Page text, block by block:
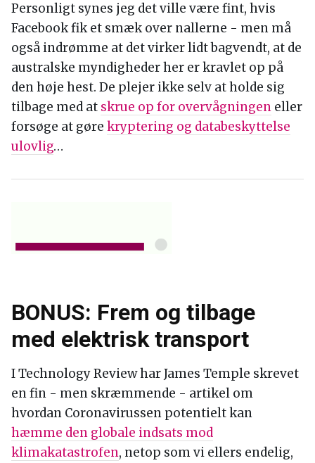
Personligt synes jeg det ville være fint, hvis
Facebook fik et smæk over nallerne - men må
også indrømme at det virker lidt bagvendt, at de
australske myndigheder her er kravlet op på
den høje hest. De plejer ikke selv at holde sig
tilbage med at skrue op for overvågningen eller
forsøge at gøre kryptering og databeskyttelse
ulovlig…
BONUS: Frem og tilbage
med elektrisk transport
I Technology Review har James Temple skrevet
en fin - men skræmmende - artikel om
hvordan Coronavirussen potentielt kan
hæmme den globale indsats mod
klimakatastrofen, netop som vi ellers endelig,